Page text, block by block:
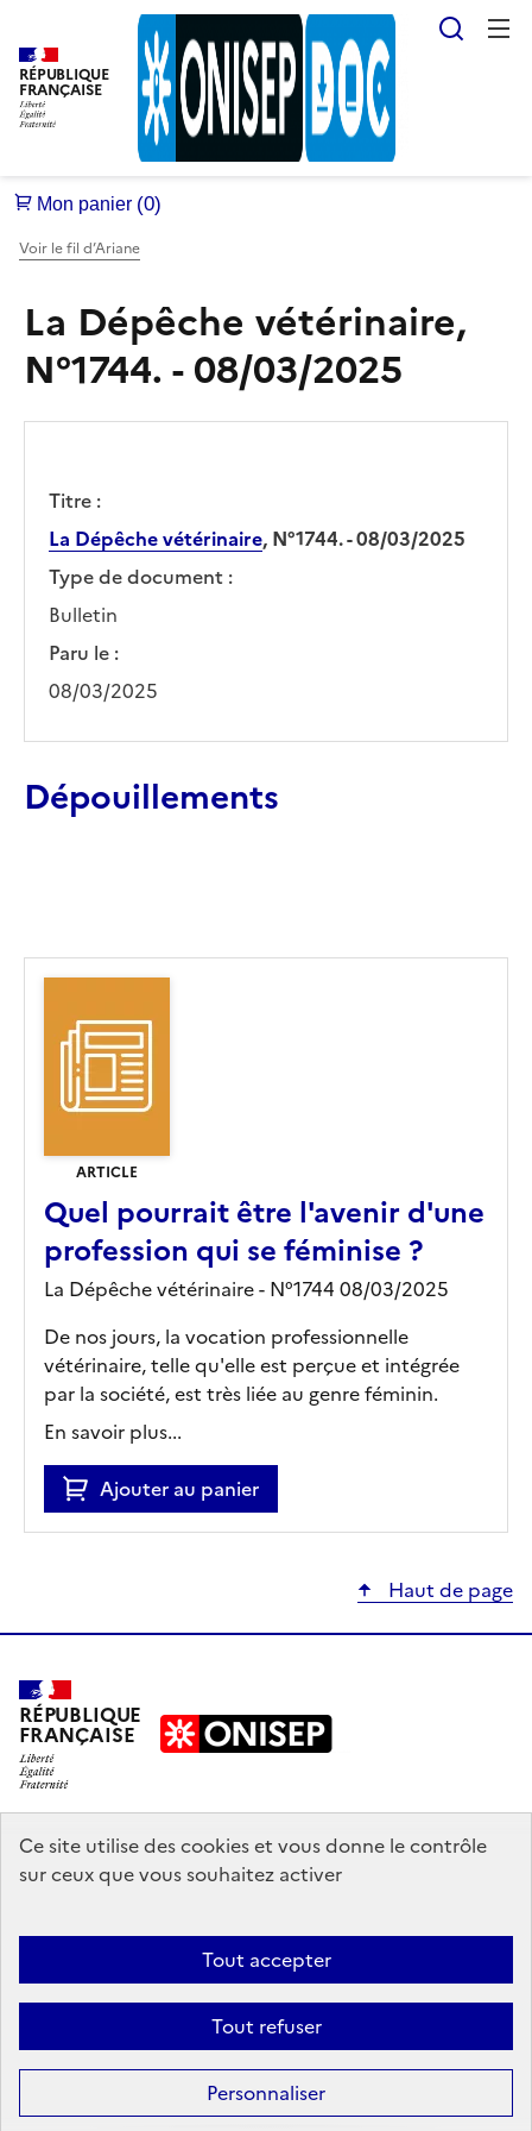
Ce site utilise des cookies et vous donne le contrôle
sur ceux que vous souhaitez activer
Tout accepter
Tout refuser
Personnaliser
RÉPUBLIQUE
FRANÇAISE
Voir le fil d’Ariane
La Dépêche vétérinaire,
N°1744. - 08/03/2025
Titre :
La Dépêche vétérinaire, N°1744. - 08/03/2025
Type de document :
Bulletin
Paru le :
08/03/2025
Dépouillements
ARTICLE
Quel pourrait être l'avenir d'une
profession qui se féminise ?
La Dépêche vétérinaire - N°1744 08/03/2025
De nos jours, la vocation professionnelle
vétérinaire, telle qu'elle est perçue et intégrée
par la société, est très liée au genre féminin.
En savoir plus...
Ajouter au panier
Haut de page
RÉPUBLIQUE
FRANÇAISE
education.gouv.fr
enseignementsup-recherche.gouv.fr
Accessibilité : partiellement conforme
les contenus de ce site sont proposés souslicence etalab-2.0